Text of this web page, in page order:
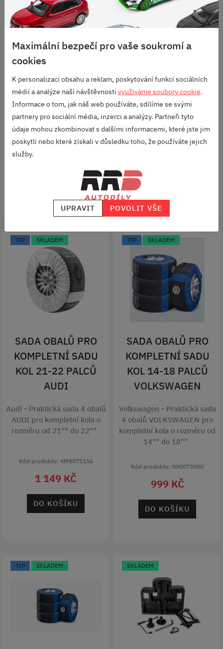
SADA OBALŮ PRO
KOMPLETNÍ SADU
KOL 14-18 PALCŮ
Audi - Praktická sada 4 obalů
AUDI pro kompletní kola o
rozměru od 14"" do 18""
Kód produktu: 4F0071156
SADA OBALŮ PRO
KOMPLETNÍ SADU
Audi - Praktická sada 4 obalů
AUDI pro kompletní kola o
rozměru od 19"" do 20""
Kód produktu: 4F0071156A
TIP SKLADEM
SADA OBALŮ PRO
KOMPLETNÍ SADU
KOL 21-22 PALCŮ
AUDI
Audi - Praktická sada 4 obalů
AUDI pro kompletní kola o
rozměru od 21"" do 22""
Kód produktu: 4M8071156
1 149 KČ
DO KOŠÍKU
TIP SKLADEM
SADA OBALŮ PRO
KOMPLETNÍ SADU
KOL 14-18 PALCŮ
VOLKSWAGEN
Volkswagen - Praktická sada
4 obalů VOLKSWAGEN pro
kompletní kola o rozměru od
14"" do 18""
Kód produktu: 000073900
999 KČ
DO KOŠÍKU
TIP SKLADEM SKLADEM
Maximální bezpečí pro vaše soukromí a
cookies
K personalizaci obsahu a reklam, poskytování funkcí sociálních
médií a analýze naší návštěvnosti využíváme soubory cookie.
Informace o tom, jak náš web používáte, sdílíme se svými
partnery pro sociální média, inzerci a analýzy. Partneři tyto
údaje mohou zkombinovat s dalšími informacemi, které jste jim
poskytli nebo které získali v důsledku toho, že používáte jejich
služby.
UPRAVIT POVOLIT VŠE